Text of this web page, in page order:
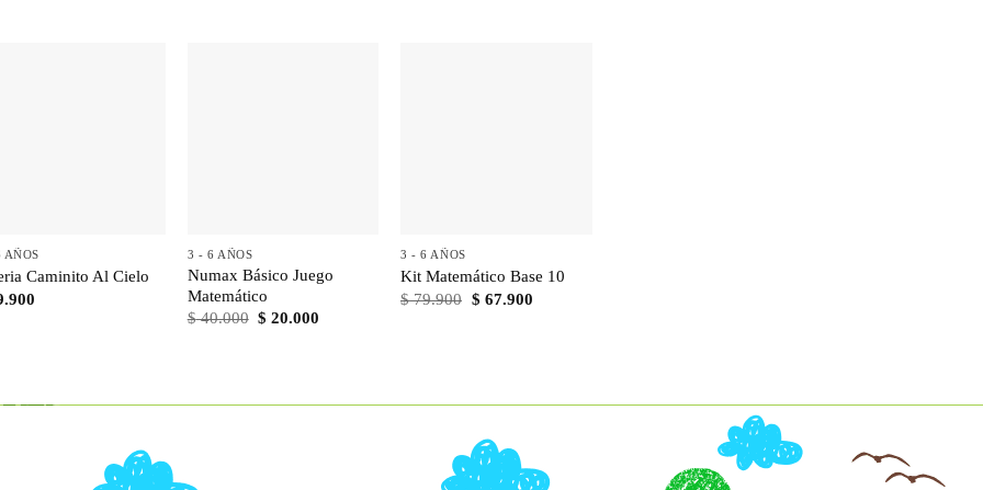
AÑOS
Caminito Al Cielo
3 - 6 AÑOS
Numax Básico Juego
Matemático
$40.000 El
$ 20.000
3 - 6 AÑOS
Kit Matemático Base 10
$79.900 El
$ 67.900El